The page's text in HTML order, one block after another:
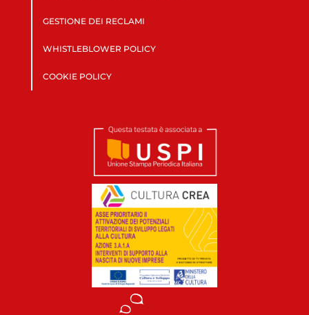
GESTIONE DEI RECLAMI
WHISTLEBLOWER POLICY
COOKIE POLICY